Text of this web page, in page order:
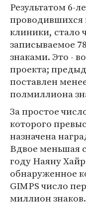
Результатом 6-
проводившихся
клиники, стало
записываемое
знаками. Это -
проекта;
поставлен
полмиллиона
За простое
которого
назначена
Вдвое меньшая
году Наяну
обнаруженное
GIMPS число
миллион знаков.